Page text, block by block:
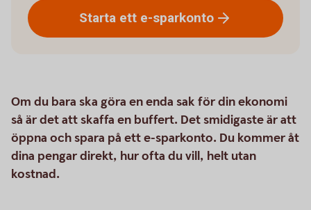
Starta ett e-sparkonto
Om du bara ska göra en enda sak för din ekonomi
så är det att skaffa en buffert. Det smidigaste är att
öppna och spara på ett e-sparkonto. Du kommer åt
dina pengar direkt, hur ofta du vill, helt utan
kostnad.